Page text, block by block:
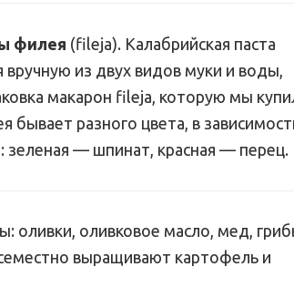
филея (fileja). Калабрийская паста
вручную из двух видов муки и воды,
макарон fileja, которую мы
бывает разного цвета, в
зеленая — шпинат, красная — перец.
оливки, оливковое масло, мед,
выращивают картофель и